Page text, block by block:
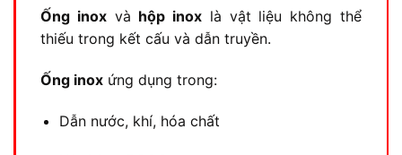
Ống inoxvà hộp inox là vật liệu không thể
thiếu trong kết cấu và dẫn truyền.
Ống inox ứng dụng trong:
Dẫn nước, khí, hóa chất